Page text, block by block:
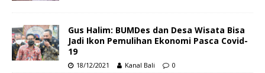
Gus Halim: BUMDes dan Desa Wisata Bisa
Jadi Ikon Pemulihan Ekonomi Pasca Covid-
19
18/12/2021 Kanal Bali 0